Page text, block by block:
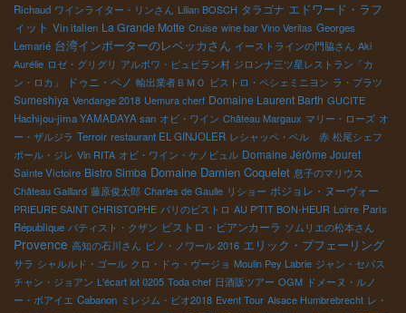
Richaud ワインライター・リンさん Lilian BOSCH タラゴナ エドワード・ラフ
ィット Vin italien La Grande Motte Cruise wine bar Vino Veritas Georges
Lemarié 台湾インポーターのレベッカさん イーストラインの門脇さん Aki
Aurélie ロゼ・グリグリ アルボワ・ピュピラン村 ジロンナ三ツ星レストラン「カ
ン・ロカ」
ドゥニ・ペノ 輸出業者ＢＭＯ ビストロ・ペシェミニヨン ラ・プラツ
Sumeshiya Vendange 2018 Uemura cherf Domaine Laurent Barth GUCITE
Hachijou-jima YAMADAYA san オビ・ワイン Château Margaux マリー・ローズ オ
ー・ザルジラ Terroir restaurant EL GINJOLER レシャッペ・ベル 赤 松尾シェフ
ポール・ジレ Vin RITA オビ・ワイン・ケノビュル Domaine Jérôme Jouret
Sainte Victoire Bistro Simba Domaine Damien Coquelet 息子のマリウス
Château Gaillard 藤原俊太郎 Charles de Gaulle リショー ボジョレ・ヌーヴォー
PRIEURE SAINT CHRISTOPHE パリのビストロ AU P'TIT BON-HEUR Loirre Paris
République バティスト・クザン ビストロ・ビアンカーラ ソムリエの松本さん
Provence 高知の石川さん ピノ・ノワール 2016 エリック・プフェーリング
サラ シャルルド・ゴール クロ・ドゥ・ヴージョ Moulin Pey Labrie ジャン・セバス
チャン・ジョアン L'écart lot 0205 Toda chef 日酒販ツアー OGM ドメーヌ・ルノ
ー・ボアイエ Cabanon ミレジム・ビオ2018 Event Tour Alsace Humbrebrecht レ・